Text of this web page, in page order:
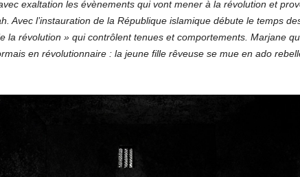
exaltation les évènements qui vont mener à la révolution et
Avec l’instauration de la République islamique débute le temps
la révolution » qui contrôlent tenues et comportements. Marjane
en révolutionnaire : la jeune fille rêveuse se mue en ado